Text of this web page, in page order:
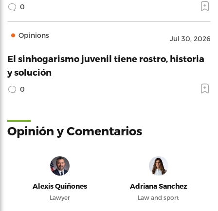
0
Opinions Jul 30, 2026
El sinhogarismo juvenil tiene rostro, historia
y solución
0
Opinión y Comentarios
Alexis Quiñones
Lawyer
Adriana Sanchez
Law and sport